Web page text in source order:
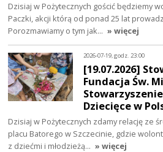
Dzisiaj w Pożytecznych gościć będziemy
Paczki, akcji którą od ponad 25 lat
Porozmawiamy o tym jak… » więcej
2026-07-19, godz. 23:00
[19.07.2026]
Fundacja Św.
Dziecięce w
Dzisiaj w Pożytecznych zdamy relację ze
placu Batorego w Szczecinie, gdzie
z dziećmi i młodzieżą… » więcej